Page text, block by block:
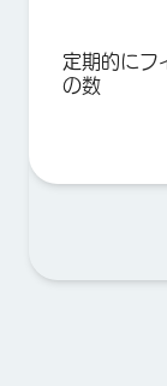
定期的にフ
の数